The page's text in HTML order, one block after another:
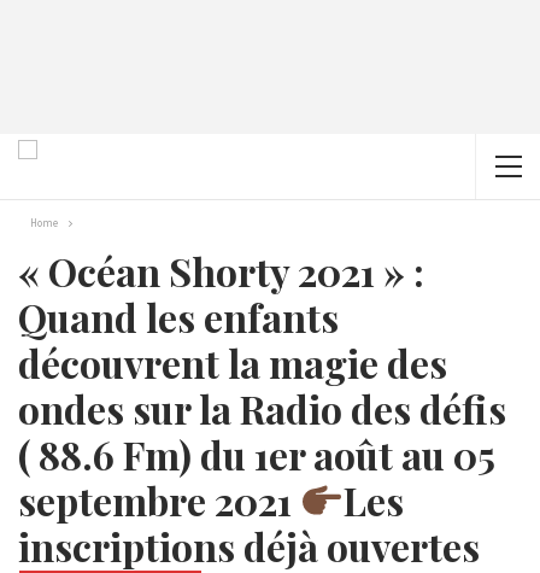
Home
« Océan Shorty 2021 » :
Quand les enfants
découvrent la magie des
ondes sur la Radio des défis
( 88.6 Fm) du 1er août au 05
septembre 2021
Les
inscriptions déjà ouvertes